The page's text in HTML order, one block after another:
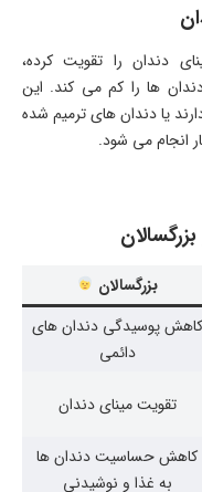
دندان را تقویت کرده،
ها را کم می کند. این
یا دندان های ترمیم شده
بزرگسالان
کاهش پوسیدگی دندان های
دائمی
تقویت مینای دندان
کاهش حساسیت دندان ها
به غذا و نوشیدنی